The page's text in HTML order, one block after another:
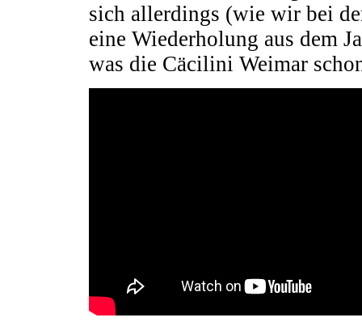
sich allerdings (wie wir bei
eine Wiederholung aus dem
was die Cäcilini Weimar